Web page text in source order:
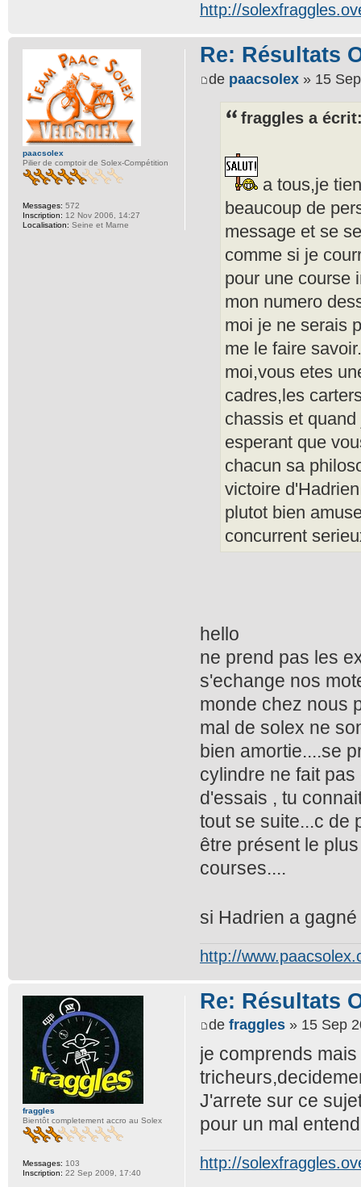
http://
Re: Résultats
de paacsolex » 15
fraggles a
a tous,je
beaucoup de
message et se
comme si je
pour une course
mon numero
moi je ne serais
me le faire
moi,vous etes
cadres,les
chassis et
esperant que
chacun sa
victoire
plutot bien
concurrent
hello
ne prend pas les
s'echange nos
monde chez nous
mal de solex ne
bien amortie....se
cylindre ne fait
d'essais , tu
tout se suite...c de
être présent le
courses....
si Hadrien a
http://
paacsolex
Pilier de comptoir de Solex-Compétition
Messages: 572
Inscription: 12 Nov 2006, 14:27
Localisation: Seine et Marne
Re: Résultats
de fraggles » 15 Sep
je comprends
J'arrete sur ce
pour un mal
http://
fraggles
Bientôt completement accro au Solex
Messages: 103
Inscription: 22 Sep 2009, 17:40